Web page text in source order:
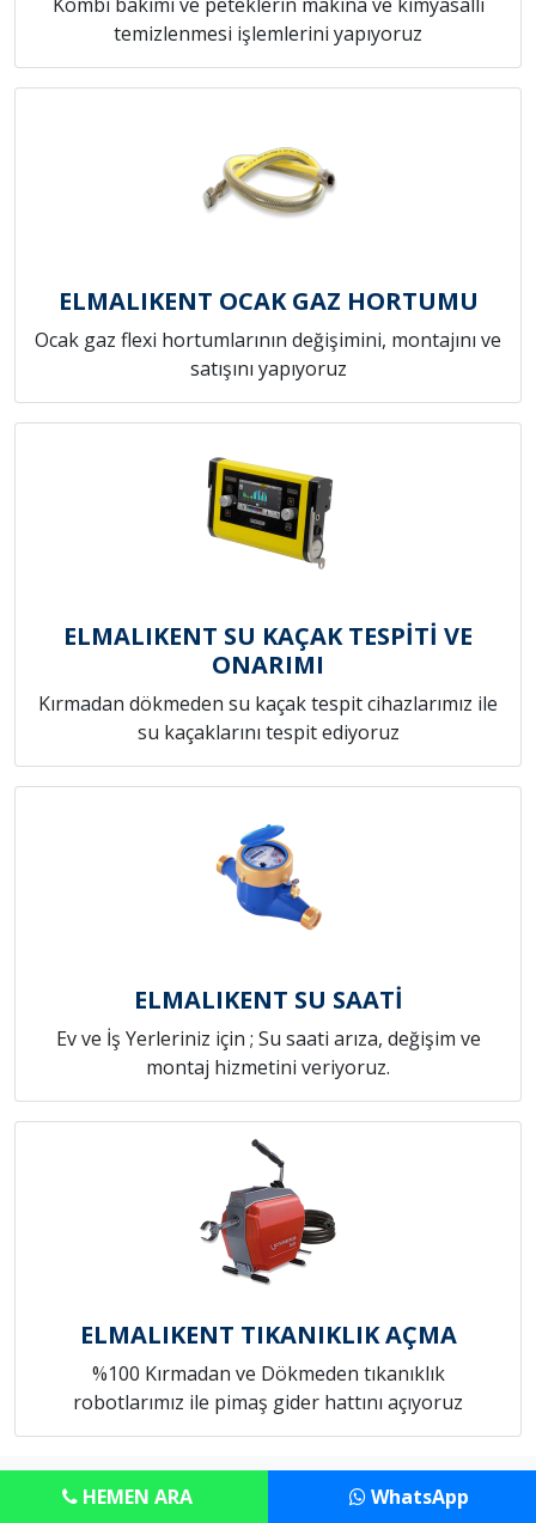
temizlenmesi işlemlerini yapıyoruz
ELMALIKENT OCAK GAZ HORTUMU
Ocak gaz flexi hortumlarının değişimini, montajını ve
satışını yapıyoruz
ELMALIKENT SU KAÇAK TESPİTİ VE
ONARIMI
Kırmadan dökmeden su kaçak tespit cihazlarımız ile
su kaçaklarını tespit ediyoruz
ELMALIKENT SU SAATİ
Ev ve İş Yerleriniz için ; Su saati arıza, değişim ve
montaj hizmetini veriyoruz.
ELMALIKENT TIKANIKLIK AÇMA
%100 Kırmadan ve Dökmeden tıkanıklık
robotlarımız ile pimaş gider hattını açıyoruz
HEMEN ARA WhatsApp
Copyright © Anadolu Tesisat Servisi